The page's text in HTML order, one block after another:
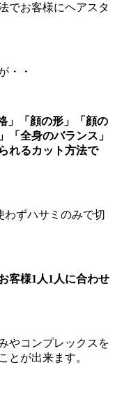
でお客様にヘアスタ
・・
」「顔の形」「顔の
「全身のバランス」
れるカット方法で
わずハサミのみで切
客様1人1人に合わせ
やコンプレックスを
とが出来ます。